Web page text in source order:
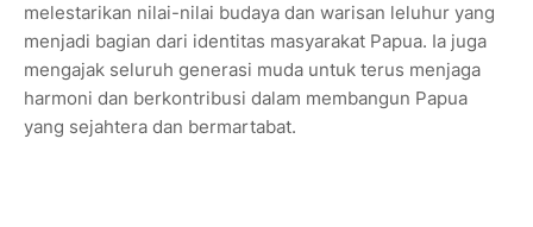
melestarikan nilai-nilai budaya dan warisan leluhur yang
menjadi bagian dari identitas masyarakat Papua. Ia juga
mengajak seluruh generasi muda untuk terus menjaga
harmoni dan berkontribusi dalam membangun Papua
yang sejahtera dan bermartabat.